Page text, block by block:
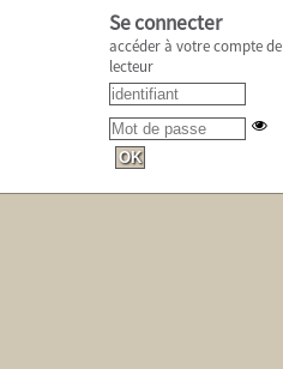
Se connecter
accéder à votre compte de
lecteur